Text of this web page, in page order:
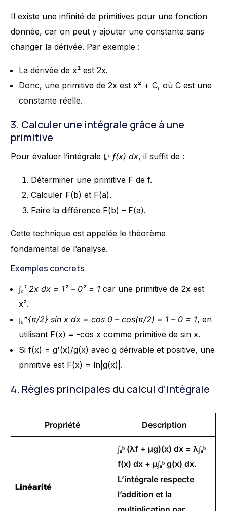
Il existe une infinité de primitives pour une fonction
donnée, car on peut y ajouter une constante sans
changer la dérivée. Par exemple :
La dérivée de x² est 2x.
Donc, une primitive de 2x est x² + C, où C est une
constante réelle.
3. Calculer une intégrale grâce à une
primitive
Pour évaluer l’intégrale ∫ₐᵇ f(x) dx, il suffit de :
Déterminer une primitive F de f.
Calculer F(b) et F(a).
Faire la différence F(b) – F(a).
Cette technique est appelée le théorème
fondamental de l’analyse.
Exemples concrets
∫₀¹ 2x dx = 1² – 0² = 1 car une primitive de 2x est
x².
∫₀^{π/2} sin x dx = cos 0 – cos(π/2) = 1 – 0 = 1, en
utilisant F(x) = -cos x comme primitive de sin x.
Si f(x) = g'(x)/g(x) avec g dérivable et positive, une
primitive est F(x) = ln|g(x)|.
4. Règles principales du calcul d’intégrale
Propriété Description
Linéarité
∫ₐᵇ (λf + μg)(x) dx = λ∫ₐᵇ
f(x) dx + μ∫ₐᵇ g(x) dx.
L’intégrale respecte
l’addition et la